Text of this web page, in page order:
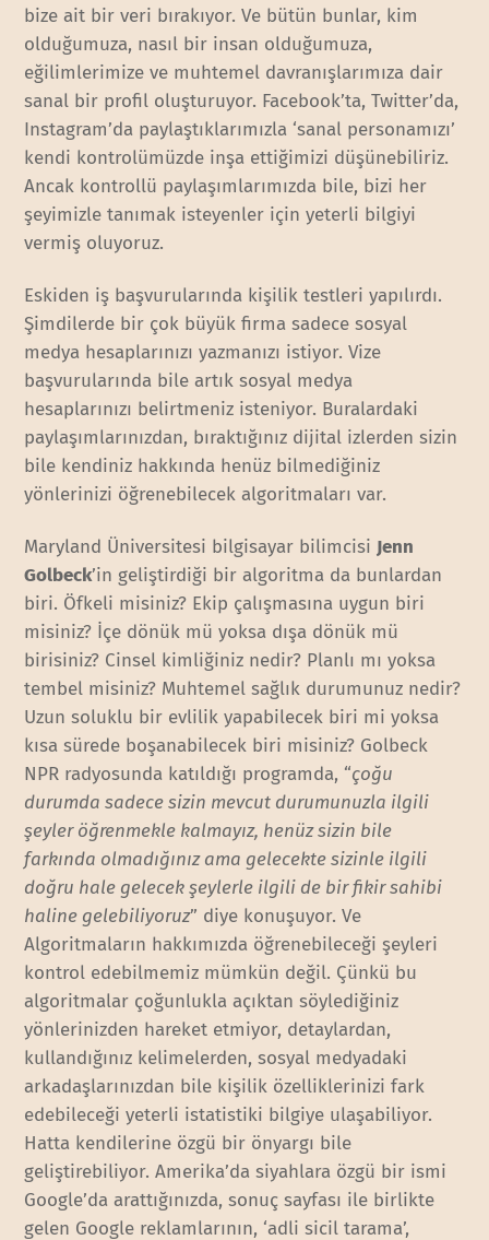
bize ait bir veri bırakıyor. Ve bütün bunlar, kim
olduğumuza, nasıl bir insan olduğumuza,
eğilimlerimize ve muhtemel davranışlarımıza dair
sanal bir profil oluşturuyor. Facebook’ta, Twitter’da,
Instagram’da paylaştıklarımızla ‘sanal personamızı’
kendi kontrolümüzde inşa ettiğimizi düşünebiliriz.
Ancak kontrollü paylaşımlarımızda bile, bizi her
şeyimizle tanımak isteyenler için yeterli bilgiyi
vermiş oluyoruz.
Eskiden iş başvurularında kişilik testleri yapılırdı.
Şimdilerde bir çok büyük firma sadece sosyal
medya hesaplarınızı yazmanızı istiyor. Vize
başvurularında bile artık sosyal medya
hesaplarınızı belirtmeniz isteniyor. Buralardaki
paylaşımlarınızdan, bıraktığınız dijital izlerden sizin
bile kendiniz hakkında henüz bilmediğiniz
yönlerinizi öğrenebilecek algoritmaları var.
Maryland Üniversitesi bilgisayar bilimcisi Jenn
Golbeck’in geliştirdiği bir algoritma da bunlardan
biri. Öfkeli misiniz? Ekip çalışmasına uygun biri
misiniz? İçe dönük mü yoksa dışa dönük mü
birisiniz? Cinsel kimliğiniz nedir? Planlı mı yoksa
tembel misiniz? Muhtemel sağlık durumunuz nedir?
Uzun soluklu bir evlilik yapabilecek biri mi yoksa
kısa sürede boşanabilecek biri misiniz? Golbeck
NPR radyosunda katıldığı programda, “çoğu
durumda sadece sizin mevcut durumunuzla ilgili
şeyler öğrenmekle kalmayız, henüz sizin bile
farkında olmadığınız ama gelecekte sizinle ilgili
doğru hale gelecek şeylerle ilgili de bir fikir sahibi
haline gelebiliyoruz” diye konuşuyor. Ve
Algoritmaların hakkımızda öğrenebileceği şeyleri
kontrol edebilmemiz mümkün değil. Çünkü bu
algoritmalar çoğunlukla açıktan söylediğiniz
yönlerinizden hareket etmiyor, detaylardan,
kullandığınız kelimelerden, sosyal medyadaki
arkadaşlarınızdan bile kişilik özelliklerinizi fark
edebileceği yeterli istatistiki bilgiye ulaşabiliyor.
Hatta kendilerine özgü bir önyargı bile
geliştirebiliyor. Amerika’da siyahlara özgü bir ismi
Google’da arattığınızda, sonuç sayfası ile birlikte
gelen Google reklamlarının, ‘adli sicil tarama’,